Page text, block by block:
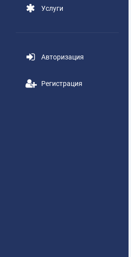
Услуги
Авторизация
Регистрация